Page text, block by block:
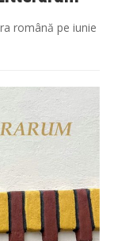
română pe iunie